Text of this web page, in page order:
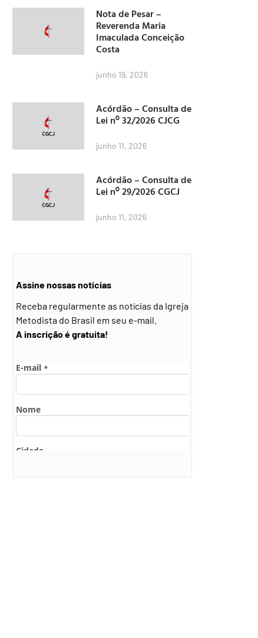
Nota de Pesar –
Reverenda Maria
Imaculada Conceição
Costa
junho 19, 2026
Acórdão – Consulta de
Lei nº 32/2026 CJCG
junho 11, 2026
Acórdão – Consulta de
Lei nº 29/2026 CGCJ
junho 11, 2026
Assine nossas notícias
Receba regularmente as notícias da Igreja
Metodista do Brasil em seu e-mail.
A inscrição é gratuita!